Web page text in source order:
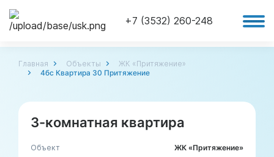
+7 (3532) 260-248
Главная Объекты
ЖК «Притяжение»
4бс Квартира 30 Притяжение
3-комнатная квартира
Объект
ЖК «Притяжение»